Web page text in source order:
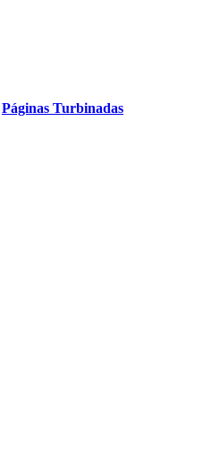
Páginas Turbinadas